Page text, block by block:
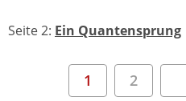
Seite 2: Ein Quantensprung
1 2